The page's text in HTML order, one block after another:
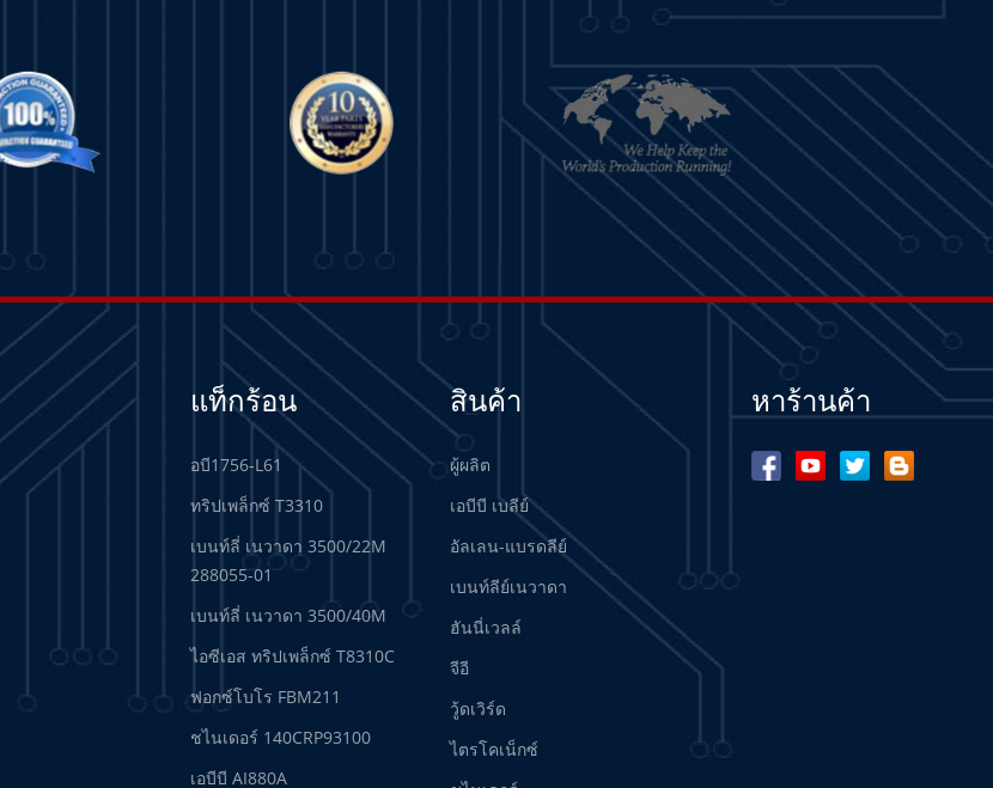
แท็กร้อน
อบี1756-L61
ทริปเพล็กซ์ T3310
เบนท์ลี่ เนวาดา 3500/22M
288055-01
เบนท์ลี่ เนวาดา 3500/40M
ไอซีเอส ทริปเพล็กซ์ T8310C
ฟอกซ์โบโร FBM211
ชไนเดอร์ 140CRP93100
เอบีบี AI880A
สินค้า
ผู้ผลิต
เอบีบี เบลีย์
อัลเลน-แบรดลีย์
เบนท์ลีย์เนวาดา
ฮันนี่เวลล์
จีอี
วู้ดเวิร์ด
ไตรโคเน็กซ์
หาร้านค้า